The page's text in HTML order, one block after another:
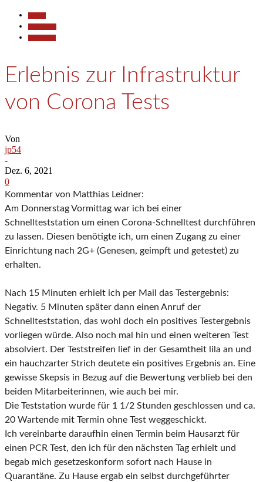
Erlebnis zur Infrastruktur
von Corona Tests
Von
jp54
-
Dez. 6, 2021
0
Kommentar von Matthias Leidner:
Am Donnerstag Vormittag war ich bei einer
Schnellteststation um einen Corona-Schnelltest durchführen
zu lassen. Diesen benötigte ich, um einen Zugang zu einer
Einrichtung nach 2G+ (Genesen, geimpft und getestet) zu
erhalten.
Nach 15 Minuten erhielt ich per Mail das Testergebnis:
Negativ. 5 Minuten später dann einen Anruf der
Schnellteststation, das wohl doch ein positives Testergebnis
vorliegen würde. Also noch mal hin und einen weiteren Test
absolviert. Der Teststreifen lief in der Gesamtheit lila an und
ein hauchzarter Strich deutete ein positives Ergebnis an. Eine
gewisse Skepsis in Bezug auf die Bewertung verblieb bei den
beiden Mitarbeiterinnen, wie auch bei mir.
Die Teststation wurde für 1 1/2 Stunden geschlossen und ca.
20 Wartende mit Termin ohne Test weggeschickt.
Ich vereinbarte daraufhin einen Termin beim Hausarzt für
einen PCR Test, den ich für den nächsten Tag erhielt und
begab mich gesetzeskonform sofort nach Hause in
Quarantäne. Zu Hause ergab ein selbst durchgeführter